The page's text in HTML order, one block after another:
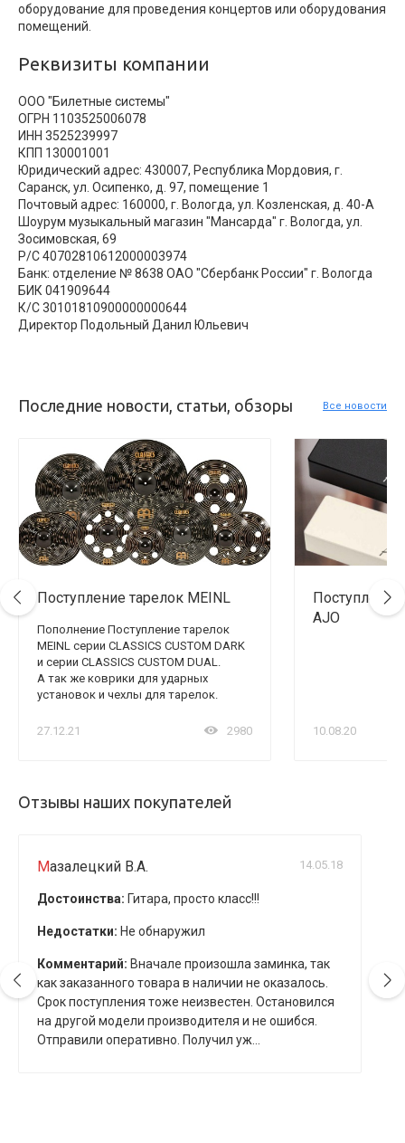
оборудование для проведения концертов или оборудования
помещений.
Реквизиты компании
ООО "Билетные системы"
ОГРН 1103525006078
ИНН 3525239997
КПП 130001001
Юридический адрес: 430007, Республика Мордовия, г.
Саранск, ул. Осипенко, д. 97, помещение 1
Почтовый адрес: 160000, г. Вологда, ул. Козленская, д. 40-А
Шоурум музыкальный магазин "Мансарда" г. Вологда, ул.
Зосимовская, 69
Р/С 40702810612000003974
Банк: отделение № 8638 ОАО "Сбербанк России" г. Вологда
БИК 041909644
К/С 30101810900000000644
Директор Подольный Данил Юльевич
Последние новости, статьи, обзоры Все новости
Поступление тарелок MEINL
Пополнение Поступление тарелок
MEINL серии CLASSICS CUSTOM DARK
и серии CLASSICS CUSTOM DUAL.
А так же коврики для ударных
установок и чехлы для тарелок.
27.12.21 2980
AJO
10.08.20
Отзывы наших покупателей
Мазалецкий В.А. 14.05.18
Достоинства: Гитара, просто класс!!!
Недостатки: Не обнаружил
Комментарий: Вначале произошла заминка, так
как заказанного товара в наличии не оказалось.
Срок поступления тоже неизвестен. Остановился
на другой модели производителя и не ошибся.
Отправили оперативно. Получил уж...